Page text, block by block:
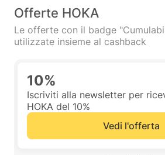
Offerte HOKA
Le offerte con il badge
utilizzate insieme al cashback
10%
Iscriviti alla newsletter per
HOKA del 10%
Vedi l'offerta